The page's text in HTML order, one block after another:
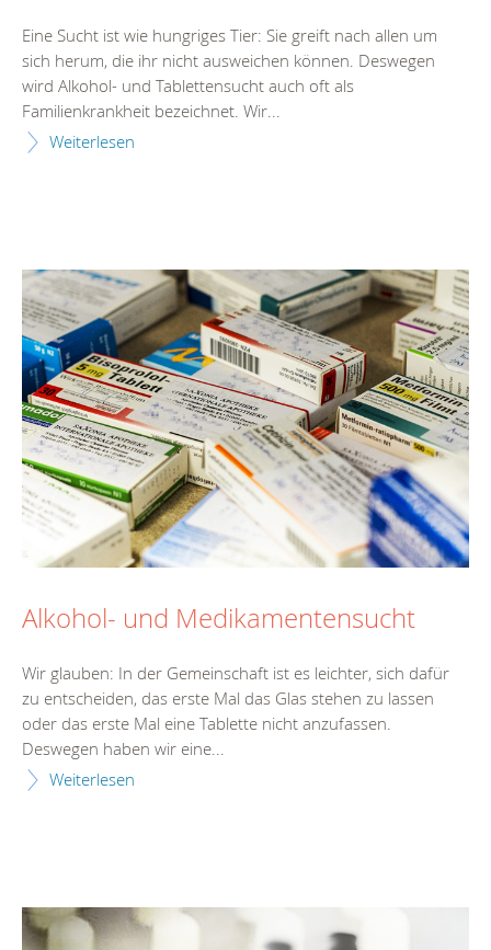
Eine Sucht ist wie hungriges Tier: Sie greift nach allen um
sich herum, die ihr nicht ausweichen können. Deswegen
wird Alkohol- und Tablettensucht auch oft als
Familienkrankheit bezeichnet. Wir...
Weiterlesen
Alkohol- und Medikamentensucht
Wir glauben: In der Gemeinschaft ist es leichter, sich dafür
zu entscheiden, das erste Mal das Glas stehen zu lassen
oder das erste Mal eine Tablette nicht anzufassen.
Deswegen haben wir eine...
Weiterlesen